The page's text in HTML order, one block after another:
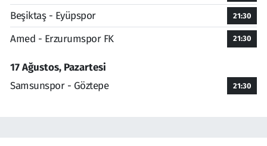
Beşiktaş - Eyüpspor 21:30
Amed - Erzurumspor FK 21:30
17 Ağustos, Pazartesi
Samsunspor - Göztepe
21:30